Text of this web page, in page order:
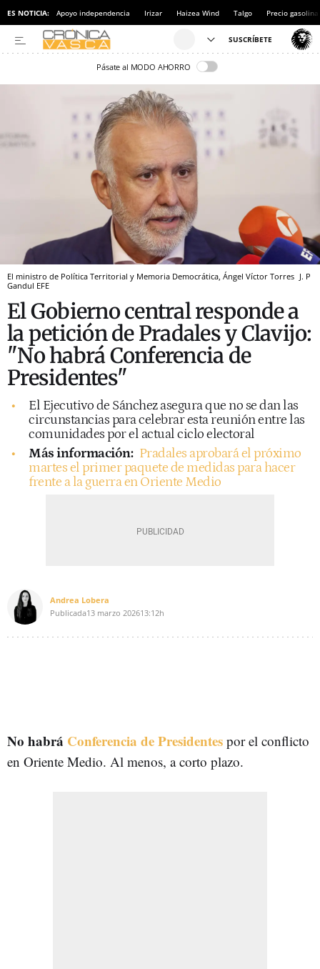
ES NOTICIA: Apoyo independencia Irizar Haizea Wind Talgo Precio gasolina
Pásate al MODO AHORRO
El ministro de Política Territorial y Memoria Democrática, Ángel Víctor Torres J. P
Gandul EFE
El Gobierno central responde a
la petición de Pradales y Clavijo:
"No habrá Conferencia de
Presidentes"
El Ejecutivo de Sánchez asegura que no se dan las
circunstancias para celebrar esta reunión entre las
comunidades por el actual ciclo electoral
Más información: Pradales aprobará el próximo
martes el primer paquete de medidas para hacer
frente a la guerra en Oriente Medio
Andrea Lobera
Publicada13 marzo 202613:12h
No habrá Conferencia de Presidentes por el conflicto
en Oriente Medio. Al menos, a corto plazo.